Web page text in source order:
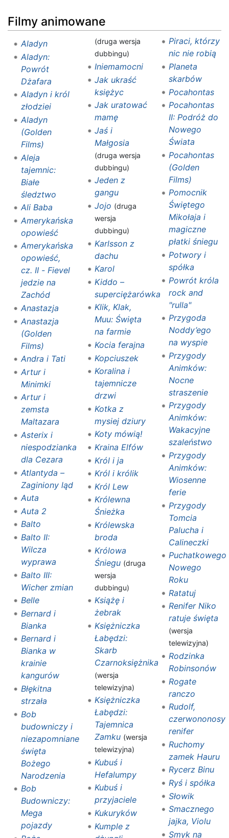
Filmy animowane
Aladyn
Aladyn:
Powrót
Dżafara
Aladyn i król
złodziei
Aladyn
(Golden
Films)
Aleja
tajemnic:
Białe
śledztwo
Ali Baba
Amerykańska
opowieść
Amerykańska
opowieść,
cz. II - Fievel
jedzie na
Zachód
Anastazja
Anastazja
(Golden
Films)
Andra i Tati
Artur i
Minimki
Artur i
zemsta
Maltazara
Asterix i
niespodzianka
dla Cezara
Atlantyda –
Zaginiony ląd
Auta
Auta 2
Balto
Balto II:
Wilcza
wyprawa
Balto III:
Wicher zmian
Belle
Bernard i
Bianka
Bernard i
Bianka w
krainie
kangurów
Błękitna
strzała
Bob
budowniczy i
niezapomniane
święta
Bożego
Narodzenia
Bob
Budowniczy:
Mega
pojazdy
(druga wersja
dubbingu)
Iniemamocni
Jak ukraść
księżyc
Jak uratować
mamę
Jaś i
Małgosia
(druga wersja
dubbingu)
Jeden z
gangu
Jojo (druga
wersja
dubbingu)
Karlsson z
dachu
Karol
Kiddo –
superciężarówka
Klik, Klak,
Muu: Święta
na farmie
Kocia ferajna
Kopciuszek
Koralina i
tajemnicze
drzwi
Kotka z
mysiej dziury
Koty mówią!
Kraina Elfów
Król i ja
Król i królik
Król Lew
Królewna
Śnieżka
Królewska
broda
Królowa
Śniegu (druga
wersja
dubbingu)
Książę i
żebrak
Księżniczka
Łabędzi:
Skarb
Czarnoksiężnika
(wersja
telewizyjna)
Księżniczka
Łabędzi:
Tajemnica
Zamku (wersja
telewizyjna)
Kubuś i
Hefalumpy
Kubuś i
przyjaciele
Kukuryków
Kumple z
Piraci, którzy
nic nie robią
Planeta
skarbów
Pocahontas
Pocahontas
II: Podróż do
Nowego
Świata
Pocahontas
(Golden
Films)
Pomocnik
Świętego
Mikołaja i
magiczne
płatki śniegu
Potwory i
spółka
Powrót króla
rock and
"rulla"
Przygoda
Noddy’ego
na wyspie
Przygody
Animków:
Nocne
straszenie
Przygody
Animków:
Wakacyjne
szaleństwo
Przygody
Animków:
Wiosenne
ferie
Przygody
Tomcia
Palucha i
Calineczki
Puchatkowego
Nowego
Roku
Ratatuj
Renifer Niko
ratuje święta
(wersja
telewizyjna)
Rodzinka
Robinsonów
Rogate
ranczo
Rudolf,
czerwononosy
renifer
Ruchomy
zamek Hauru
Rycerz Binu
Ryś i spółka
Słowik
Smacznego
jajka, Violu
Smyk na